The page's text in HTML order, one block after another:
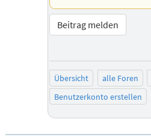
Beitrag melden
Übersicht alle Foren
Benutzerkonto erstellen